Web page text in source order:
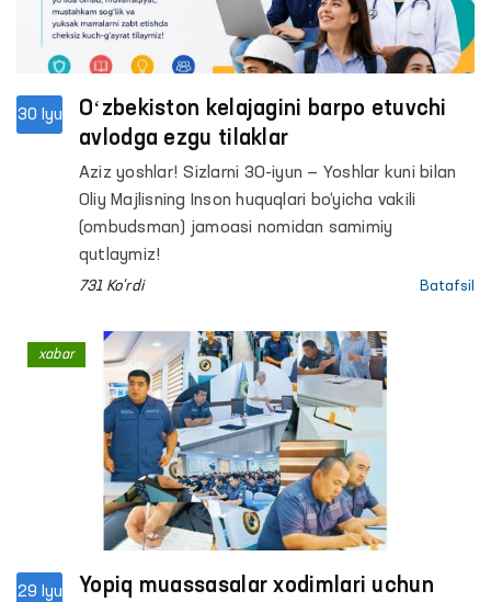
30 Iyu
Oʻzbekiston kelajagini barpo etuvchi
avlodga ezgu tilaklar
Aziz yoshlar! Sizlarni 30-iyun — Yoshlar kuni bilan
Oliy Majlisning Inson huquqlari bo‘yicha vakili
(ombudsman) jamoasi nomidan samimiy
qutlaymiz!
731 Ko'rdi Batafsil
29 Iyu
Yopiq muassasalar xodimlari uchun
xabar